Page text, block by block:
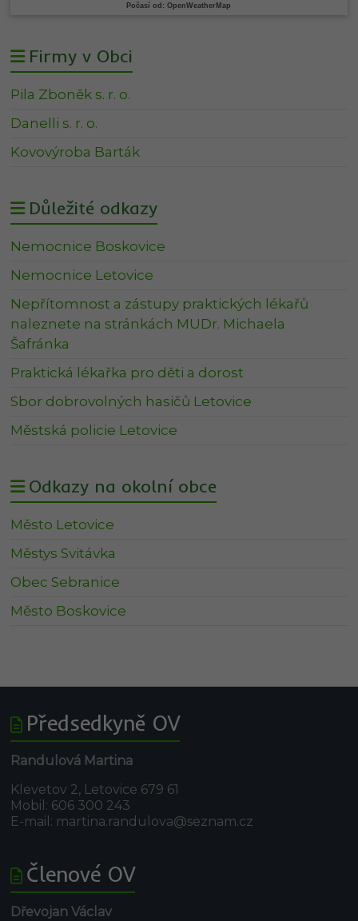
Počasí od: OpenWeatherMap
Firmy v Obci
Pila Zboněk s. r. o.
Danelli s. r. o.
Kovovýroba Barták
Důležité odkazy
Nemocnice Boskovice
Nemocnice Letovice
Nepřítomnost a zástupy praktických lékařů
naleznete na stránkách MUDr. Michaela
Šafránka
Praktická lékařka pro děti a dorost
Sbor dobrovolných hasičů Letovice
Městská policie Letovice
Odkazy na okolní obce
Město Letovice
Městys Svitávka
Obec Sebranice
Město Boskovice
Předsedkyně OV
Randulová Martina
Klevetov 2, Letovice 679 61
Mobil: 606 300 243
E-mail: martina.randulova@seznam.cz
Členové OV
Dřevojan Václav